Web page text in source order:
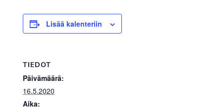
Lisää kalenteriin
TIEDOT
Päivämäärä:
16.5.2020
Aika: